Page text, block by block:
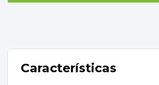
Características